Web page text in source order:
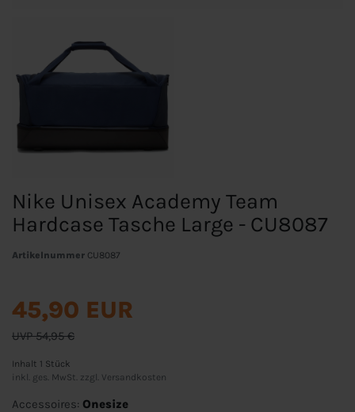
Nike Unisex Academy Team
Hardcase Tasche Large - CU8087
Artikelnummer CU8087
UVP 54,95 €
45,90 EUR
Inhalt 1 Stück
inkl. ges. MwSt. zzgl.
Versandkosten
Accessoires: Onesize